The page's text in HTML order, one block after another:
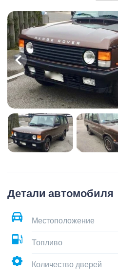
Детали автомобиля
Местоположение
Топливо
Количество дверей